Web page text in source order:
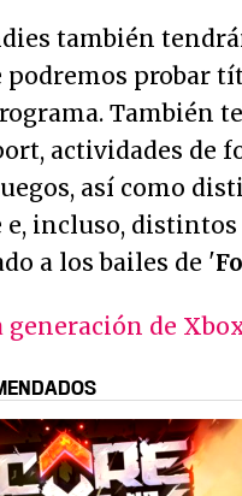
también
podremos probar
También
actividades de
así como
e, incluso,
a los bailes de '
generación de